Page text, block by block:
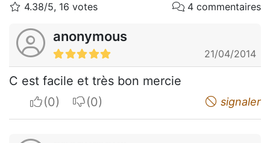
4.38/5, 16 votes 4 commentaires
anonymous
21/04/2014
C est facile et très bon mercie
I apreciateI do not appreciate signaler